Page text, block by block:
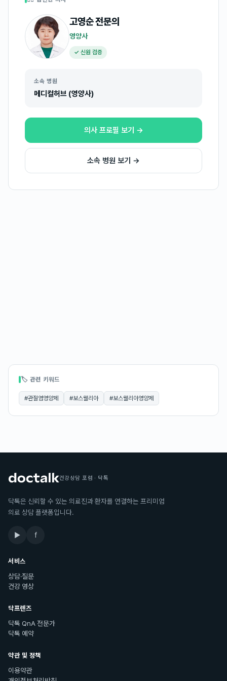
고영순전문의
영양사
✓ 신원 검증
소속 병원
메디컬허브 (영양사)
의사 프로필 보기 →
소속 병원 보기 →
🏷 관련 키워드
#관절염영양제 #보스웰리아 #보스웰리아영양제
건강상담 포럼 · 닥톡
닥톡은 신뢰할 수 있는 의료진과 환자를 연결하는 프리미엄
의료 상담 플랫폼입니다.
▶ f
서비스
상담·질문
건강 영상
닥프렌즈
닥톡 QnA 전문가
닥톡 예약
약관 및 정책
이용약관